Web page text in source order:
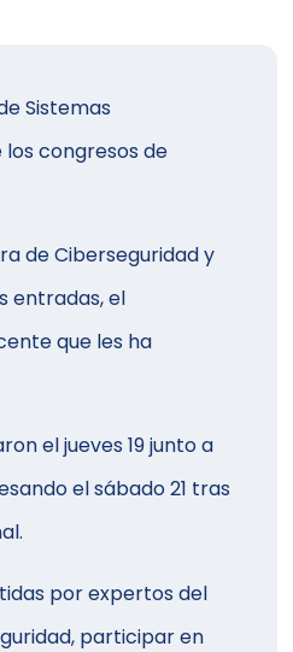
Sistemas
los congresos de
de Ciberseguridad y
entradas, el
que les ha
el jueves 19 junto a
el sábado 21 tras
por expertos del
participar en